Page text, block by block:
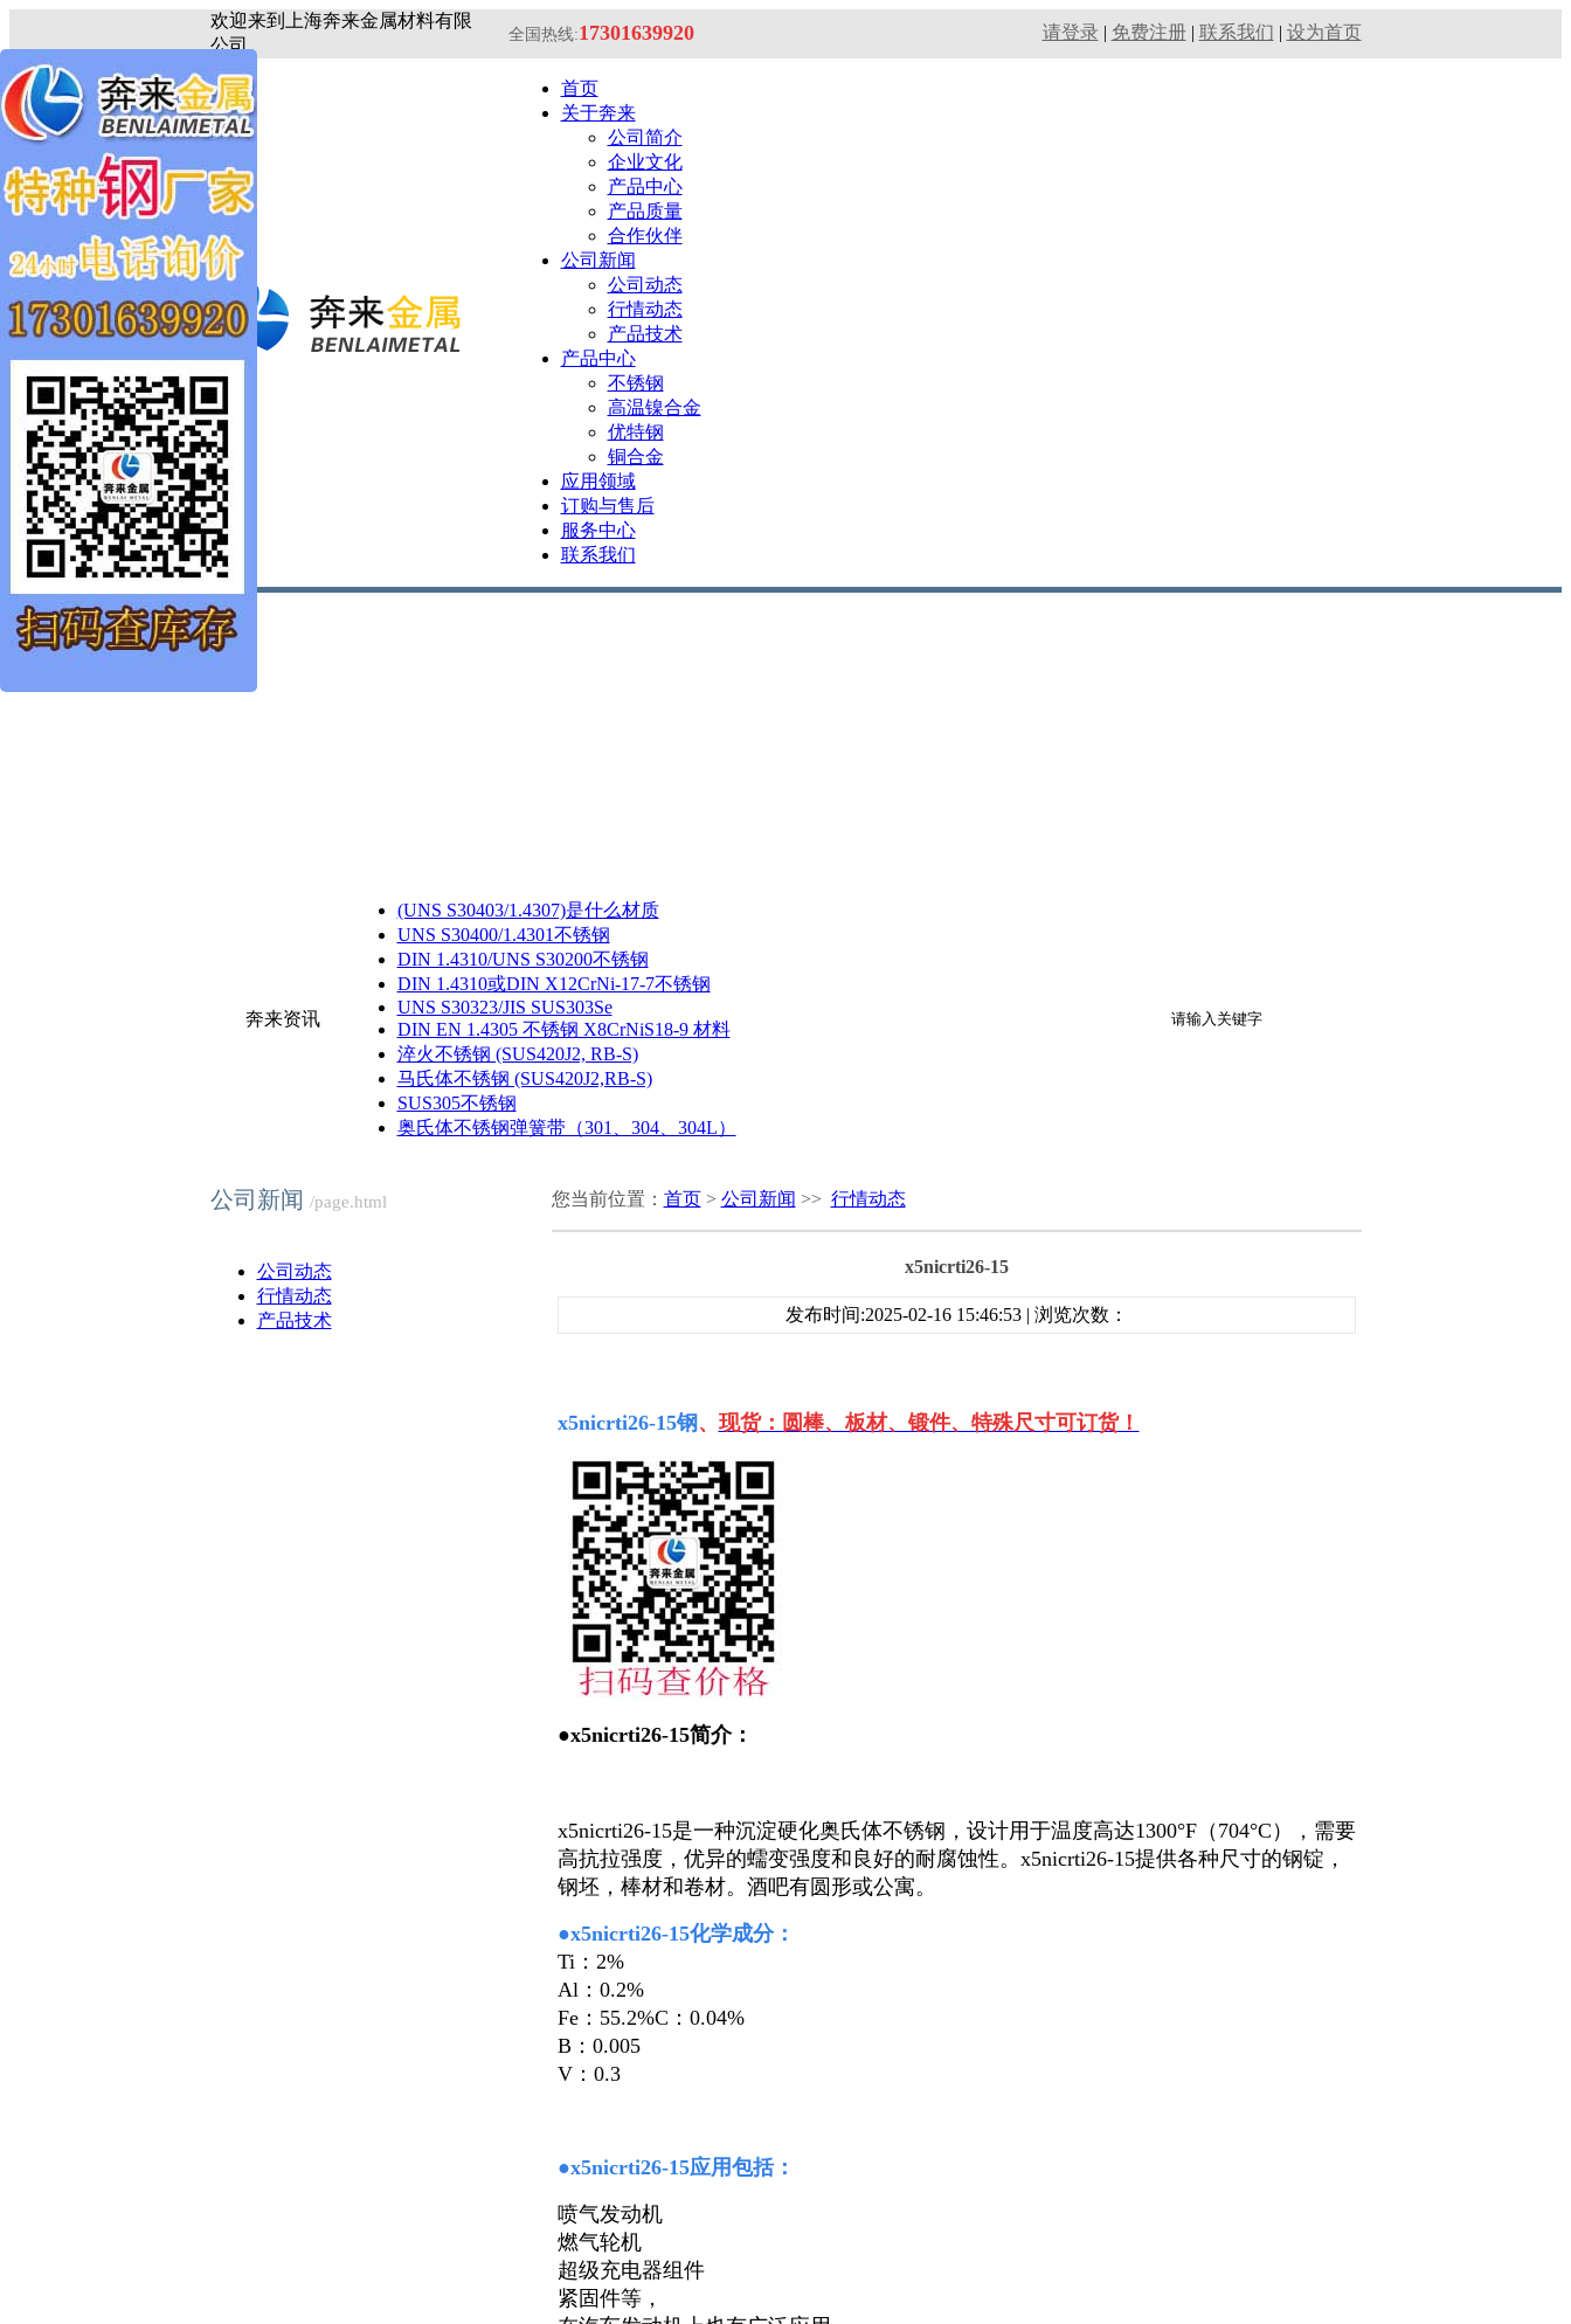
欢迎来到上海奔来金属材料有限
公司
全国热线:17301639920 请登录 | 免费注册| 联系我们 | 设为首页
首页
关于奔来
公司简介
企业文化
产品中心
产品质量
合作伙伴
公司新闻
公司动态
行情动态
产品技术
产品中心
不锈钢
高温镍合金
优特钢
铜合金
应用领域
订购与售后
服务中心
联系我们
奔来资讯
(UNS S30403/1.4307)是什么材质
UNS S30400/1.4301不锈钢
DIN 1.4310/UNS S30200不锈钢
DIN 1.4310或DIN X12CrNi-17-7不锈钢
UNS S30323/JIS SUS303Se
DIN EN 1.4305 不锈钢 X8CrNiS18-9 材料
淬火不锈钢 (SUS420J2, RB-S)
马氏体不锈钢 (SUS420J2,RB-S)
SUS305不锈钢
奥氏体不锈钢弹簧带（301、304、304L）
公司新闻 /page.html
公司动态
行情动态
产品技术
您当前位置： 首页> 公司新闻 >> 行情动态
x5nicrti26-15
发布时间:2025-02-16 15:46:53 | 浏览次数：
x5nicrti26-15钢 、 现货：圆棒、板材、锻件、特殊尺寸可订货！
●x5nicrti26-15简介：
x5nicrti26-15是一种沉淀硬化奥氏体不锈钢，设计用于温度高达1300°F（704°C），需要
高抗拉强度，优异的蠕变强度和良好的耐腐蚀性。x5nicrti26-15提供各种尺寸的钢锭，
钢坯，棒材和卷材。酒吧有圆形或公寓。
●x5nicrti26-15化学成分：
Ti：2%
Al：0.2%
Fe：55.2%C：0.04%
B：0.005
V：0.3
●x5nicrti26-15应用包括：
喷气发动机
燃气轮机
超级充电器组件
紧固件等，